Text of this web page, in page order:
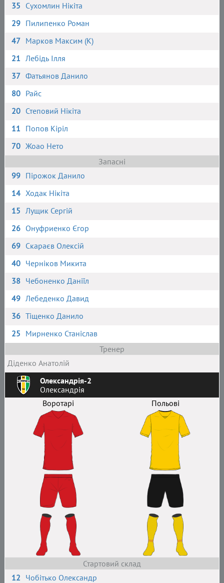
35 Сухомлин Нікіта
29 Пилипенко Роман
47 Марков Максим (К)
21 Лебідь Ілля
37 Фатьянов Данило
80 Райс
20 Степовий Нікіта
11 Попов Кіріл
70 Жоао Нето
Запасні
99 Пірожок Данило
14 Ходак Нікіта
15 Лущик Сергій
26 Онуфриенко Єгор
69 Скараєв Олексій
40 Черніков Микита
38 Чебоненко Даніїл
49 Лебеденко Давид
36 Тіщенко Данило
25 Мирненко Станіслав
Тренер
Діденко Анатолій
Олександрія-2
Олександрія
Воротарі
Польові
Стартовий склад
12 Чобітько Олександр